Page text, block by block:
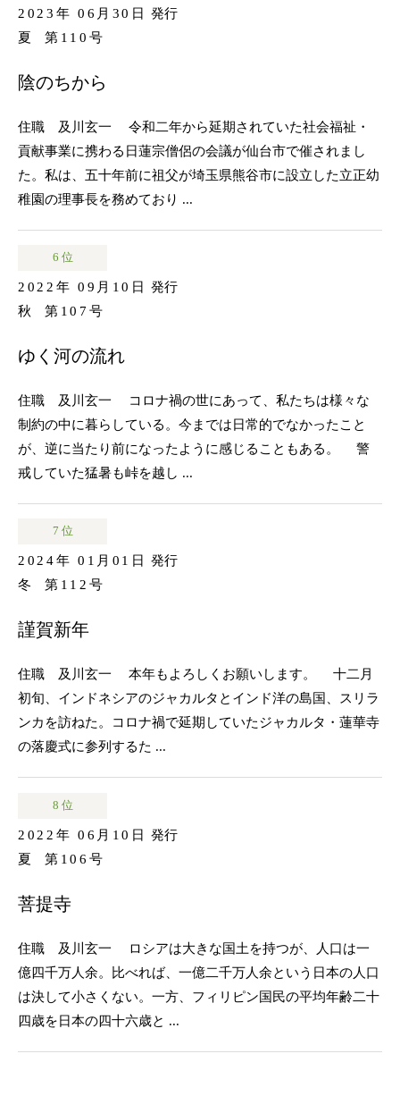
2023年 06月30日
発行
夏 第110号
陰のちから
住職 及川玄一 令和二年から延期されていた社会福祉・
貢献事業に携わる日蓮宗僧侶の会議が仙台市で催されまし
た。私は、五十年前に祖父が埼玉県熊谷市に設立した立正幼
稚園の理事長を務めており ...
6 位
2022年 09月10日
発行
秋 第107号
ゆく河の流れ
住職 及川玄一 コロナ禍の世にあって、私たちは様々な
制約の中に暮らしている。今までは日常的でなかったこと
が、逆に当たり前になったように感じることもある。 警
戒していた猛暑も峠を越し ...
7 位
2024年 01月01日
発行
冬 第112号
謹賀新年
住職 及川玄一 本年もよろしくお願いします。 十二月
初旬、インドネシアのジャカルタとインド洋の島国、スリラ
ンカを訪ねた。コロナ禍で延期していたジャカルタ・蓮華寺
の落慶式に参列するた ...
8 位
2022年 06月10日
発行
夏 第106号
菩提寺
住職 及川玄一 ロシアは大きな国土を持つが、人口は一
億四千万人余。比べれば、一億二千万人余という日本の人口
は決して小さくない。一方、フィリピン国民の平均年齢二十
四歳を日本の四十六歳と ...